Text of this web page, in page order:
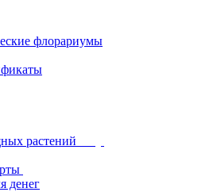
флорариумы
растений
денег